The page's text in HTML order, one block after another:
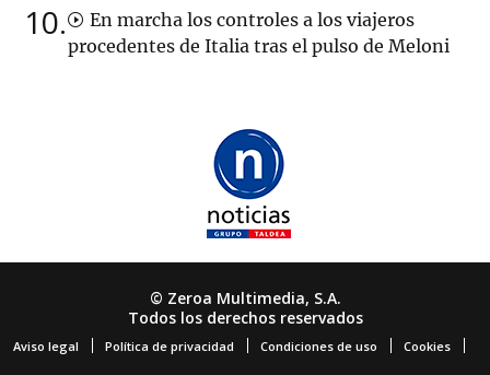
10
En marcha los controles a los viajeros
procedentes de Italia tras el pulso de Meloni
© Zeroa Multimedia, S.A.
Todos los derechos reservados
Aviso legal Política de privacidad Condiciones de uso Cookies